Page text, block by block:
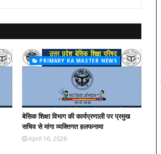
PRIMARY KA MASTER NEWS
बेसिक शिक्षा विभाग की कार्यप्रणाली पर प्रमुख
सचिव से मांगा व्यक्तिगत हलफनामा
April 16, 2026